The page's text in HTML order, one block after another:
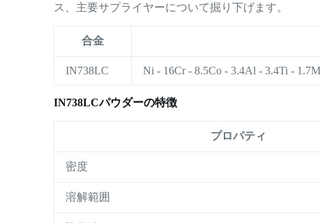
ス、主要サプライヤーについて掘り下げます。
合金
IN738LC Ni - 16Cr - 8.5Co - 3.4Al - 3.4Ti -
IN738LCパウダーの特徴
プロパティ
密度
溶解範囲